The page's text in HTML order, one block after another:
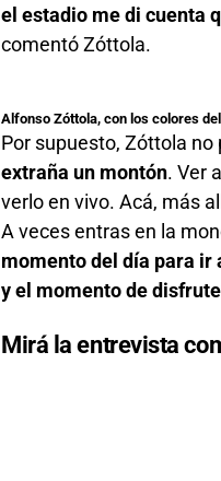
el estadio me di cuenta
comentó Zóttola.
Alfonso Zóttola, con los colores
Por supuesto, Zóttola no
extraña un montón. Ver
verlo en vivo. Acá, más
A veces entras en la
momento del día para ir
y el momento de disfrute
Mirá la entrevista